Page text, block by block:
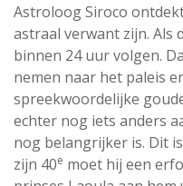
Astroloog Siroco
astraal verwant zijn. Als
binnen 24 uur volgen.
nemen naar het paleis
spreekwoordelijke
echter nog iets anders
nog belangrijker is. Dit
zijn 40e moet hij een